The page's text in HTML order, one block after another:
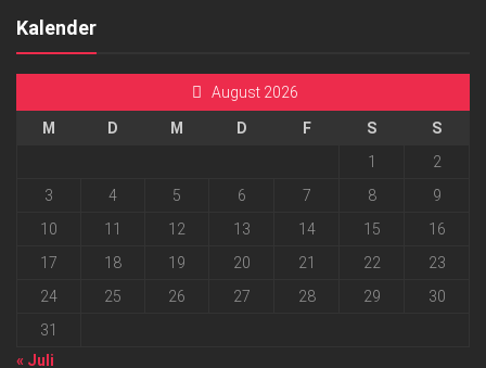
Kalender
August 2026
M D M D F S
S
1
2
3
4 5 6 7 8
9
10
11 12 13 14 15
16
17
18 19 20 21 22
23
24
25 26 27 28 29
30
31
« Juli